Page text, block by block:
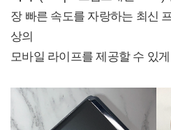
장 빠른 속도를 자랑하는 최신
상의
모바일 라이프를 제공할 수 있